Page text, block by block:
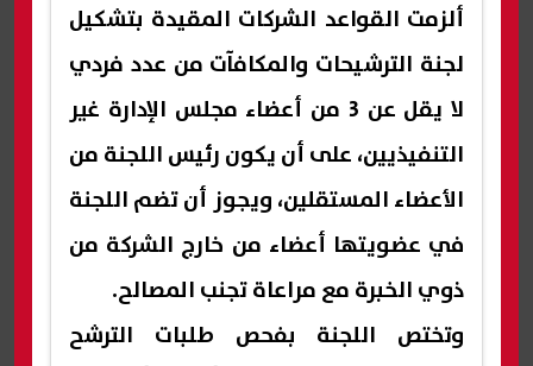
ألزمت القواعد الشركات المقيدة بتشكيل
لجنة الترشيحات والمكافآت من عدد فردي
لا يقل عن 3 من أعضاء مجلس الإدارة غير
التنفيذيين، على أن يكون رئيس اللجنة من
الأعضاء المستقلين، ويجوز أن تضم اللجنة
في عضويتها أعضاء من خارج الشركة من
ذوي الخبرة مع مراعاة تجنب المصالح.
وتختص اللجنة بفحص طلبات الترشح